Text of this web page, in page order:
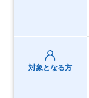
対象となる方